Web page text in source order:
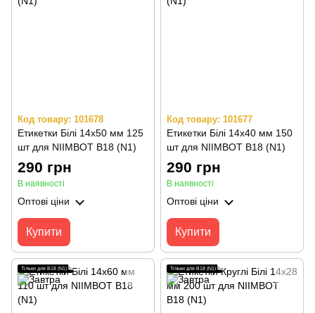
Код товару: 101678
Етикетки Білі 14х50 мм 125
шт для NIIMBOT B18 (N1)
290 грн
В наявності
Оптові ціни
Купити
Код товару: 101677
Етикетки Білі 14х40 мм 150
шт для NIIMBOT B18 (N1)
290 грн
В наявності
Оптові ціни
Купити
Тільки для B18 (N1) Тільки для B18 (N1)